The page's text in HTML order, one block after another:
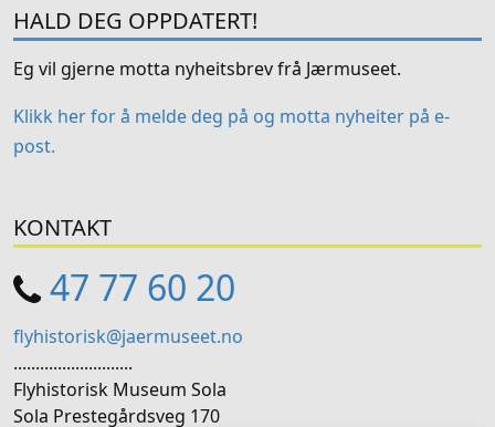
HALD DEG OPPDATERT!
Eg vil gjerne motta nyheitsbrev frå Jærmuseet.
Klikk her for å melde deg på og motta nyheiter på e-
post.
KONTAKT
47 77 60 20
flyhistorisk@jaermuseet.no
...........................
Flyhistorisk Museum Sola
Sola Prestegårdsveg 170